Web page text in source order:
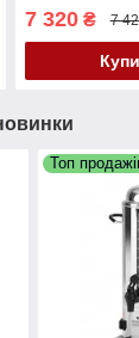
7 320₴ 7
Топ